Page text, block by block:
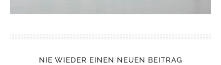
NIE WIEDER EINEN NEUEN BEITRAG